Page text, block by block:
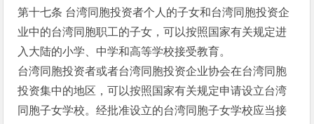
第十七条 台湾同胞投资者个人的子女和台湾同胞投资企
业中的台湾同胞职工的子女，可以按照国家有关规定进
入大陆的小学、中学和高等学校接受教育。
台湾同胞投资者或者台湾同胞投资企业协会在台湾同胞
投资集中的地区，可以按照国家有关规定申请设立台湾
同胞子女学校。经批准设立的台湾同胞子女学校应当接